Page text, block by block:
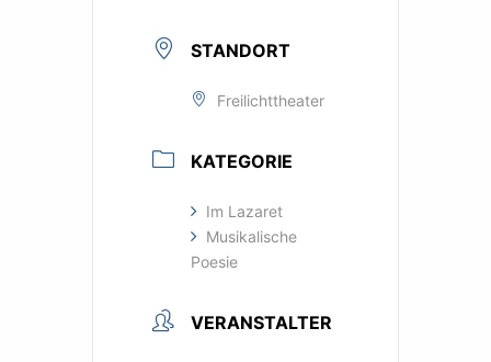
STANDORT
Freilichttheater
KATEGORIE
Im Lazaret
Musikalische
Poesie
VERANSTALTER